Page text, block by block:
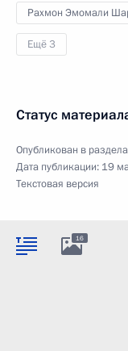
Рахмон Эмомали
Ещё 3
Статус
Опубликован в
Дата публикации: 19
Текстовая версия
16